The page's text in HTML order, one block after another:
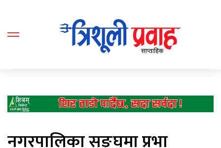
नगरपालिका सङ्घमा प्रभा